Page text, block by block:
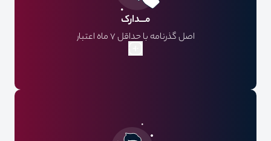
مـــدارک
اصل گذرنامه با حداقل 7 ماه اعتبار